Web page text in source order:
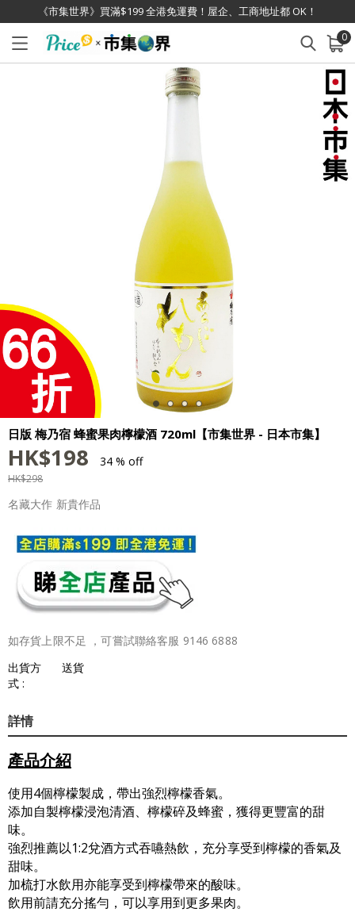
《市集世界》買滿$199 全港免運費！屋企、工商地址都 OK！
0
已加入購物車 查看
日版 梅乃宿 蜂蜜果肉檸檬酒 720ml【市集世界 - 日本市集】
HK$198 34 % off
HK$298
名藏大作 新貴作品
如存貨上限不足 ，可嘗試聯絡客服 9146 6888
出貨方
式 :
送貨
詳情
產品介紹
使用4個檸檬製成，帶出強烈檸檬香氣。
添加自製檸檬浸泡清酒、檸檬碎及蜂蜜，獲得更豐富的甜
味。
強烈推薦以1:2兌酒方式吞嚥熱飲，充分享受到檸檬的香氣及
甜味。
加梳打水飲用亦能享受到檸檬帶來的酸味。
飲用前請充分搖勻，可以享用到更多果肉。